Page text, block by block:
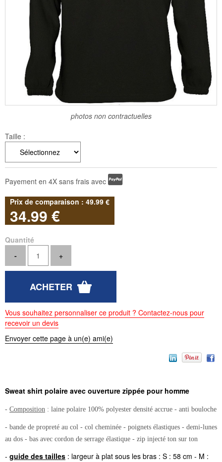
photos non contractuelles
Taille :
Payement en 4X sans frais avec
49.99 €
34.99 €
Quantité
Vous souhaitez personnaliser ce produit ? Contactez-nous pour
recevoir un devis
Envoyer cette page à un(e) ami(e)
Sweat shirt polaire avec ouverture zippée pour homme
- Composition : laine polaire 100% polyester densité accrue - anti bouloche
- bande de propreté au col - col cheminée - poignets élastiques - demi-lunes
au dos - bas avec cordon de serrage élastique - zip injecté ton sur ton
- guide des tailles : largeur à plat sous les bras : S : 58 cm - M :